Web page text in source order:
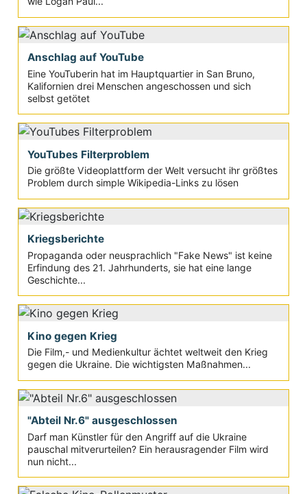
Anschlag auf YouTube
Eine YouTuberin hat im Hauptquartier in San Bruno,
Kalifornien drei Menschen angeschossen und sich
selbst getötet
YouTubes Filterproblem
Die größte Videoplattform der Welt versucht ihr größtes
Problem durch simple Wikipedia-Links zu lösen
Kriegsberichte
Propaganda oder neusprachlich "Fake News" ist keine
Erfindung des 21. Jahrhunderts, sie hat eine lange
Geschichte...
Kino gegen Krieg
Die Film,- und Medienkultur ächtet weltweit den Krieg
gegen die Ukraine. Die wichtigsten Maßnahmen...
"Abteil Nr.6" ausgeschlossen
Darf man Künstler für den Angriff auf die Ukraine
pauschal mitverurteilen? Ein herausragender Film wird
nun nicht...